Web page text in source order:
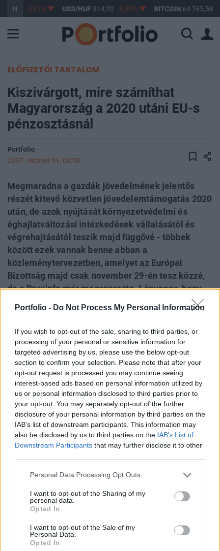
Portfolio - Do Not Process My Personal Information
If you wish to opt-out of the sale, sharing to third parties, or
processing of your personal or sensitive information for
targeted advertising by us, please use the below opt-out
section to confirm your selection. Please note that after your
opt-out request is processed you may continue seeing
interest-based ads based on personal information utilized by
us or personal information disclosed to third parties prior to
your opt-out. You may separately opt-out of the further
disclosure of your personal information by third parties on the
IAB’s list of downstream participants. This information may
also be disclosed by us to third parties on the IAB’s List of
Downstream Participants that may further disclose it to other
Personal Data Processing Opt Outs
I want to opt-out of the Sharing of my
personal data.
Opted In
I want to opt-out of the Sale of my
Personal Data.
Opted In
-0,61% USD/HUF314,20 -0,87% BITCOIN64 765,58
ELŐFIZETŐI TARTALOM
Kiszivárgott, mire számíthat
Magyarország a 2020 utáni EU-s
pénzosztásnál
Portfolio
2017. október 31. 08:59
Megmaradna a gazdák jövedelmének jelentős
részét kitevő közvetlen jövedelemtámogatás 2020
után, de azok nyújtását környezetvédelmi és
éghajlatváltozási intézkedések vállalásától és
végrehajtásától teszik majd függővé - többek
között ezek vannak benne abban a
közleménytervezetben, amelyet az Európai
Bizottság majd csak november 29-én tesz közzé,
de a Bruxinfo már megszerezte. Lényeges, hogy
elutasítja a közvetlen jövedelemtámogatások
nemzeti társfinanszírozásának bevezetési ötletét,
amely egy nyári bizottsági vitaindítóban is benne
volt. A tervek szerint kötelező felső határt szabna
Brüsszel az egyes gazdaságok számára
folyósítható közvetlen kifizetéseknek, de ezzel
párhuzamosan a kisméretű gazdaságok
megemelt támogatása is tervben van.
Agrárszektor Konferencia 2017A 2020 utáni uniós
agrártámogatási kilátásokról is részletesen szó lesz a
november 30-án kezdődő nagy Agrárszektor 2017 című
konferenciánkon. További részletek: Információ és
jelentkezés Az Európai Bizottság még a nyáron több
újabb uniós költségvetés főbb irányairól...
KEDVES OLVASÓNK!
A keresett cikk a portfolio.hu hírarchívumához